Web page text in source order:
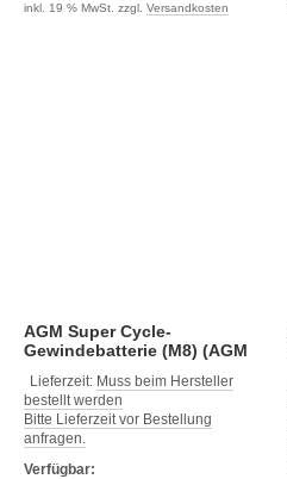
inkl. 19 % MwSt. zzgl. Versandkosten
AGM Super Cycle-
Gewindebatterie (M8) (AGM
x 207 x 226, 61.0)
Lieferzeit: Muss beim Hersteller
bestellt werden
Bitte Lieferzeit vor Bestellung
anfragen.
Verfügbar: